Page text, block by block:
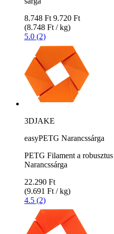
8.748 Ft 9.720 Ft
(8.748 Ft / kg)
5.0 (2)
3DJAKE
easyPETG Narancssárga
PETG Filament a
Narancssárga
22.290 Ft
(9.691 Ft / kg)
4.5 (2)